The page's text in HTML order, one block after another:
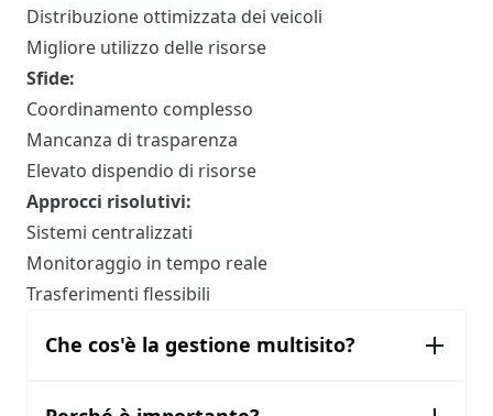
Distribuzione ottimizzata dei veicoli
Migliore utilizzo delle risorse
Sfide:
Coordinamento complesso
Mancanza di trasparenza
Elevato dispendio di risorse
Approcci risolutivi:
Sistemi centralizzati
Monitoraggio in tempo reale
Trasferimenti flessibili
Che cos'è la gestione multisito?